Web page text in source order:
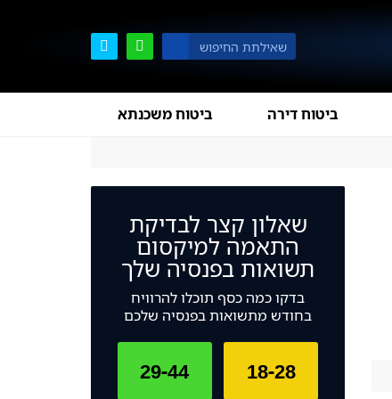
ביטוח דירה ביטוח משכנתא
שאלון קצר לבדיקת
התאמה למיקסום
תשואות בפנסיה שלך
בדקו כמה כסף תוכלו להרוויח
בחודש מתשואות בפנסיה שלכם
18-28
29-44